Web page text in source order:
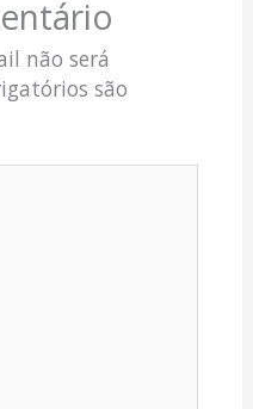
não será
são